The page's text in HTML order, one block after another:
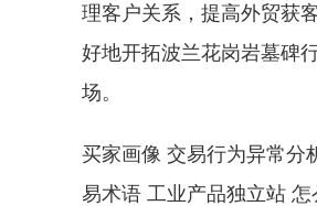
理客户关系，提高外贸获
好地开拓波兰花岗岩墓碑
场。
买家画像 交易行为异常分
易术语 工业产品独立站 怎